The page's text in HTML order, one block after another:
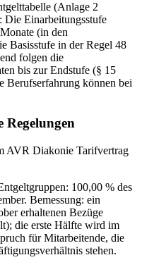
(Anlage 2
Einarbeitungsstufe
(in den
Basisstufe in der Regel 48
folgen die
bis zur Endstufe (§ 15
Berufserfahrung können bei
Regelungen
AVR Diakonie Tarifvertrag
100,00 % des
Bemessung: ein
erhaltenen Bezüge
die erste Hälfte wird im
für Mitarbeitende, die
stehen.